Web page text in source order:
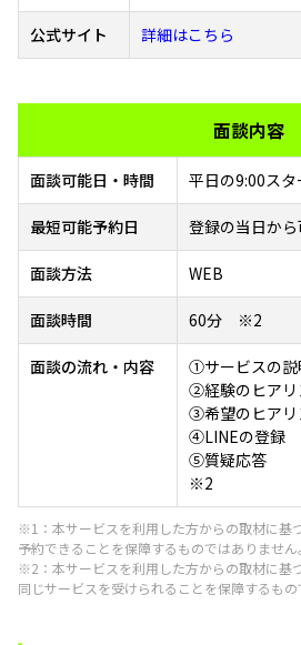
公式サイト 詳細はこちら
面談内容
面談可能日・時間 平日の9:00ス
最短可能予約日 登録の当日か
面談方法 WEB
面談時間 60分 ※2
面談の流れ・内容
①サービスの説
②経験のヒアリ
③希望のヒアリ
④LINEの登録
⑤質疑応答
※2
※1：本サービスを利用した方からの取材に基
予約できることを保障するものではありません。
※2：本サービスを利用した方からの取材に基
同じサービスを受けられることを保障するもの